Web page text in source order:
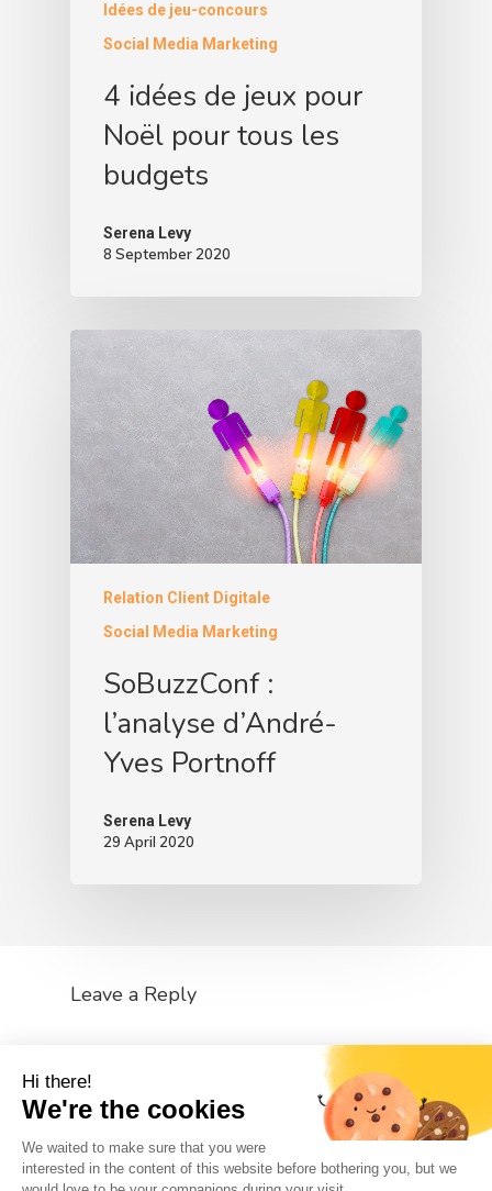
Hi there!
We're the cookies
We waited to make sure that you were
interested in the content of this website before bothering you, but we
Idées de jeu-concours
Social Media Marketing
4 idées de jeux pour
Noël pour tous les
budgets
Serena Levy
8 September 2020
Relation Client Digitale
Social Media Marketing
SoBuzzConf :
l’analyse d’André-
Yves Portnoff
Serena Levy
29 April 2020
Leave a Reply
to post a comment.